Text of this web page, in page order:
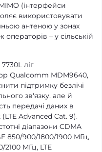
(інтерфейси
використовувати
антеною у зонах
– у сільській
ліг
Qualcomm MDM9640,
підтримку безлічі
зв'язку, але й
передачі даних в
Advanced Cat. 9).
діапазони CDMA
850/900/1800/1900 МГц,
2100 МГц, LTE